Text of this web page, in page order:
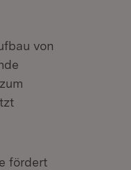
von
fördert